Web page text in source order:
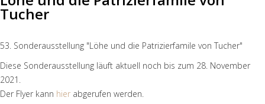
Tucher
53. Sonderausstellung "Löhe und die Patrizierfamile von Tucher"
Diese Sonderausstellung läuft aktuell noch bis zum 28. November
2021.
Der Flyer kann hier abgerufen werden.